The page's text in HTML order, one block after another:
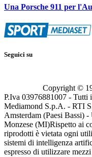
Una Porsche 911 per
Seguici su
Copyright ©
P.Iva 03976881007 - Tutti
Mediamond S.p.A. - RTI
Amsterdam (Paesi Bassi)
Monzese (MI)Rispetto ai
riprodotti è vietata ogni
sistemi di intelligenza
espresso di utilizzare